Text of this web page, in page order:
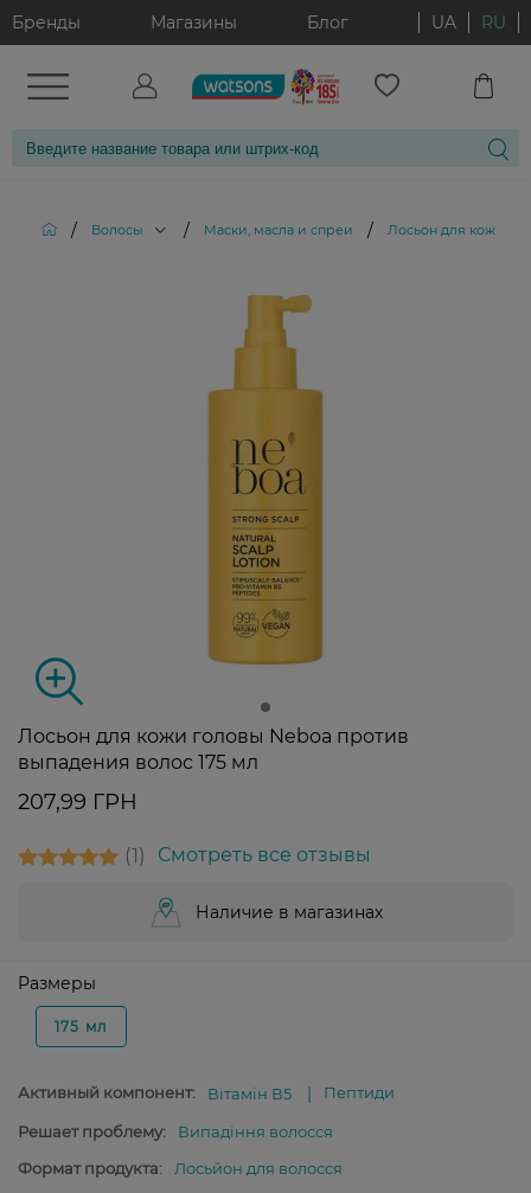
Бренды Магазины Блог UA RU
/ Волосы / Маски, масла и спреи / Лосьон для кожи
Лосьон для кожи головы Neboa против
выпадения волос 175 мл
207,99 ГРН
1 Смотреть все отзывы
Наличие в магазинах
Размеры
175 мл
Активный компонент: Вітамін В5 Пептиди
Решает проблему:
Випадіння волосся
Формат продукта:
Лосьйон для волосся